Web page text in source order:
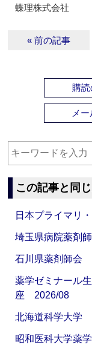
蝶理株式会社
« 前の記事
購読
メ
この記事と同
日本プライマリ
埼玉県病院薬剤
石川県薬剤師
薬学ゼミナール
座 2026/08
北海道科学大
昭和医科大学薬